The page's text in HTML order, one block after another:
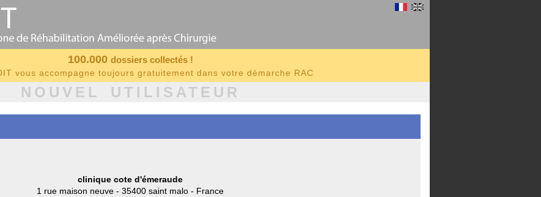
100.000 dossiers collectés !
vous accompagne toujours gratuitement dans votre démarche RAC
NOUVEL UTILISATEUR
clinique cote d'émeraude
1 rue maison neuve - 35400 saint malo - France